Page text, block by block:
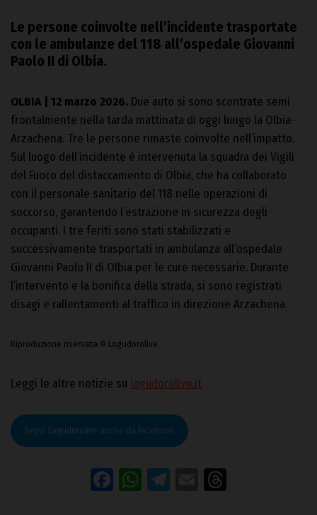
Le persone coinvolte nell’incidente trasportate
con le ambulanze del 118 all’ospedale Giovanni
Paolo II di Olbia.
OLBIA | 12 marzo 2026. Due auto si sono scontrate semi
frontalmente nella tarda mattinata di oggi lungo la Olbia-
Arzachena. Tre le persone rimaste coinvolte nell’impatto.
Sul luogo dell’incidente è intervenuta la squadra dei Vigili
del Fuoco del distaccamento di Olbia, che ha collaborato
con il personale sanitario del 118 nelle operazioni di
soccorso, garantendo l’estrazione in sicurezza degli
occupanti. I tre feriti sono stati stabilizzati e
successivamente trasportati in ambulanza all’ospedale
Giovanni Paolo II di Olbia per le cure necessarie. Durante
l’intervento e la bonifica della strada, si sono registrati
disagi e rallentamenti al traffico in direzione Arzachena.
Riproduzione riservata © Logudorolive
Leggi le altre notizie su logudorolive.it
Segui Logudorolive anche da Facebook
Facebook
WhatsApp
Telegram
Email